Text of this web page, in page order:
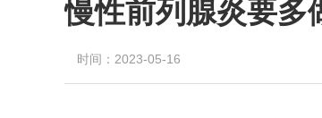
慢性前列腺炎要多
时间：2023-05-16